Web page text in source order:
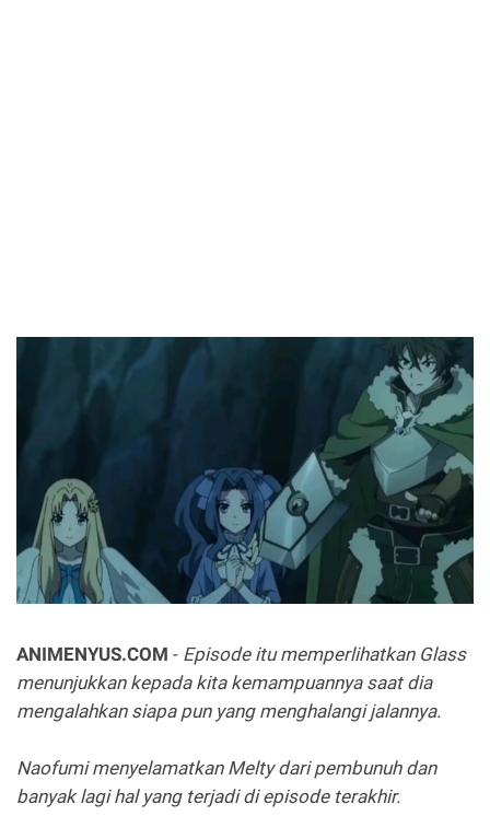
ANIMENYUS.COM - Episode itu memperlihatkan Glass
menunjukkan kepada kita kemampuannya saat dia
mengalahkan siapa pun yang menghalangi jalannya.
Naofumi menyelamatkan Melty dari pembunuh dan
banyak lagi hal yang terjadi di episode terakhir.